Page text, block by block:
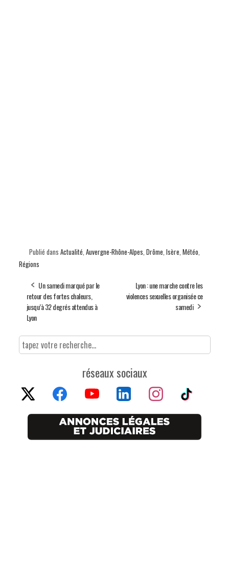
Publié dans Actualité Auvergne-Rhône-Alpes Drôme Isère Météo
Régions
Un samedi marqué par le
retour des fortes chaleurs,
jusqu’à 32 degrés attendus à
Lyon
Lyon : une marche contre les
violences sexuelles organisée ce
samedi
réseaux sociaux